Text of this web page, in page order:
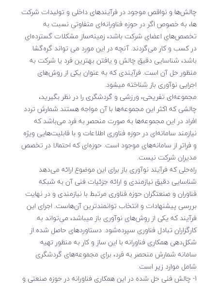
چالش‌­ها و نواقص موجود در فرآیندهای داخلی و تولیدات شرکت­‌
ها، به خصوص اگر در حوزه فناورانه‌­ای متفاوتی نسبت به
تخصص‌­های اعضای شرکت باشد، زمینه‌ساز مشکلات گسترده‌­ای
در کسب و کار می‌گردند. آنچه در این مورد می تواند گره­‌گشا
باشد، شناسایی دقیق چالش و یافتن بهترین فرد یا شرکت به
منظور حل آن است. فرآیندی که به عنوان یکی از روش‌های
اجرایی نوآوری باز شناخته می­شود.
مجموعه‌­ای تفریحی، ورزشی و گردشگری را در نظر بگیرید،
چالشی که اکثر این مجموعه­‌ها با آن مواجه هستند شمارش تردد
افراد در این مجموعه‌­ها به صورت منحصر به فرد می‌­باشد که
نیازمند سامانه‌ای در حوزه فناوری اطلاعات و با قابلیت­‌هایی ویژه
و فراتر از سامانه‌­های موجود است. حوزه‌­ای که احتمالا در تخصص
مدیران شرکت نیست.
راه‌­حلی که فرآیند نوآوری باز برای این موضوع ارائه می‌­دهد
شناسایی دقیق نیازمندی و ارائه جزئیات فنی آن به شبکه
فناوران و صنعتگران حوزه فناوری مرتبط با نیازمندی و در نهایت
بررسی پیشنهادات و انتخاب توانمند­ترین آن‌هاست. اجرای این
فرآیند که یکی از روش‌­های نوآوری باز می­باشد، می­‌تواند به
کارگزاران تبادل فناوری سپرده­‌شود. دستاوردهای حاصل شده از
شکل‌­دهی همکاری فناورانه با این ساز و کار به منظور تهیه
سامانه شمارش منحصر به فرد، برای مجموعه‌­های گردشگری
شامل موارد زیر است:
1- چالش فنی حل شده در این همکاری فناورانه در حوزه صنعتی و